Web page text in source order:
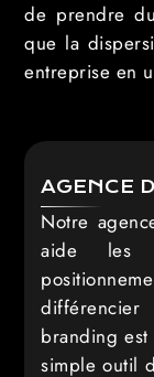
de prendre
que la
entreprise en
AGENCE
Notre
aide les
branding est
simple outil